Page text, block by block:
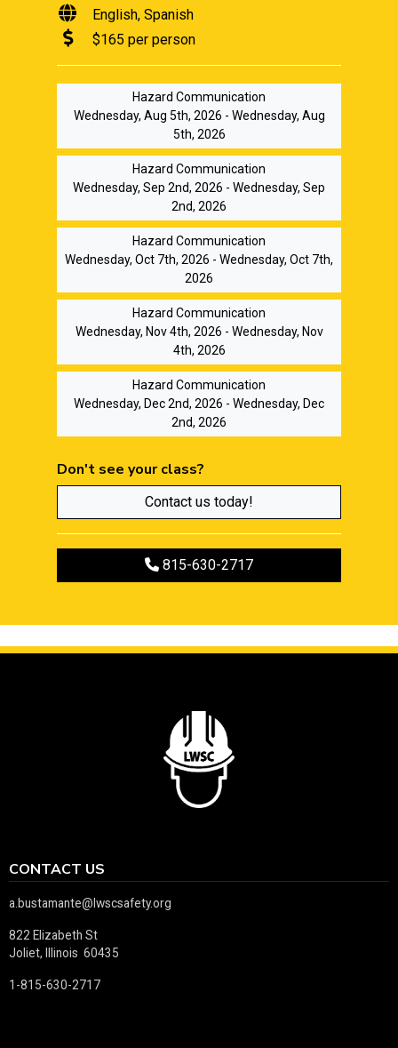
English Spanish
$165 per person
Hazard Communication
Wednesday, Aug 5th, 2026 - Wednesday, Aug
5th, 2026
Hazard Communication
Wednesday, Sep 2nd, 2026 - Wednesday, Sep
2nd, 2026
Hazard Communication
Wednesday, Oct 7th, 2026 - Wednesday, Oct 7th,
2026
Hazard Communication
Wednesday, Nov 4th, 2026 - Wednesday, Nov
4th, 2026
Hazard Communication
Wednesday, Dec 2nd, 2026 - Wednesday, Dec
2nd, 2026
Don't see your class?
Contact us today!
Call to register
815-630-2717
CONTACT US
a.bustamante@lwscsafety.org
822 Elizabeth St
Joliet, Illinois 60435
1-815-630-2717